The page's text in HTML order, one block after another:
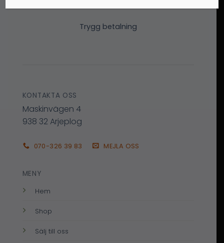
Trygg betalning
KONTAKTA OSS
Maskinvägen 4
938 32 Arjeplog
070-326 39 83 MEJLA OSS
MENY
Hem
Shop
Sälj till oss